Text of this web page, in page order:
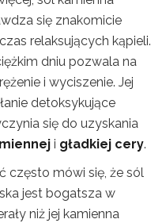
się znakomicie
relaksujących kąpieli.
dniu pozwala na
i wyciszenie. Jej
detoksykujące
się do uzyskania
i gładkiej cery.
często mówi się, że sól
jest bogatsza w
niż jej kamienna